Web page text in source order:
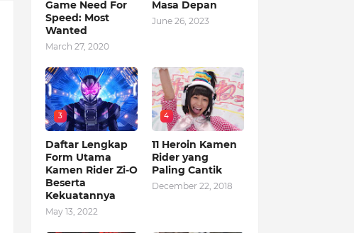
Game Need For
Speed: Most
Wanted
March 27, 2020
Masa Depan
June 26, 2023
3
Daftar Lengkap
Form Utama
Kamen Rider Zi-O
Beserta
Kekuatannya
May 13, 2022
4
11 Heroin Kamen
Rider yang
Paling Cantik
December 22, 2018